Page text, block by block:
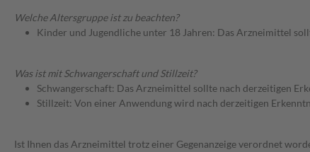
Welche Altersgruppe ist zu beachten?
Kinder und Jugendliche unter 18 Jahren: Das Arzneimittel
Was ist mit Schwangerschaft und Stillzeit?
Schwangerschaft: Das Arzneimittel sollte nach derzeitigen
Stillzeit: Von einer Anwendung wird nach derzeitigen
Ist Ihnen das Arzneimittel trotz einer Gegenanzeige verordnet